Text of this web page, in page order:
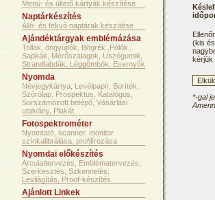
Menü- és ültető kártyák készítése
Naptárkészítés
Álló- és fekvő naptárak készítése
Ajándéktárgyak emblémázása
Tollak, öngyújtók, Bögrék ,Pólók,
Sapkák, Mérőszalagok, Uszógumik,
Strandlabdák, Léggömbök, Esernyők
Nyomda
Névjegykártya, Levélpapír, Boríték,
Szórólap, Prospektus, Katalógus,
Sorszámozott belépő, Vásárlási
utalvány, Plakát
Fotospektrométer
Nyomtató, scanner, monitor
színkalibrálása, profilírozása
Nyomdai előkészítés
Arculattervezés, Emblématervezés,
Szerkesztés, Szkennelés,
Levilágítás, Proof-készítés
Ajánlott Linkek
(kis és
kérjük
*-gal